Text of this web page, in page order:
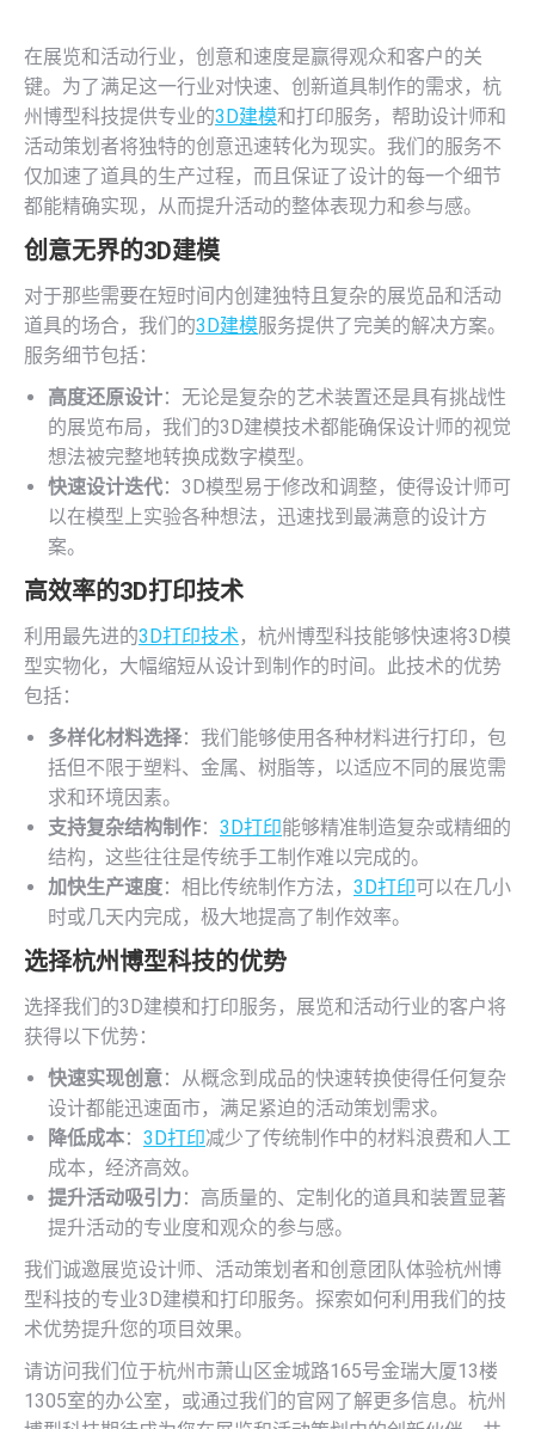
在展览和活动行业，创意和速度是赢得观众和客户的关
键。为了满足这一行业对快速、创新道具制作的需求，杭
州博型科技提供专业的3D建模和打印服务，帮助设计师和
活动策划者将独特的创意迅速转化为现实。我们的服务不
仅加速了道具的生产过程，而且保证了设计的每一个细节
都能精确实现，从而提升活动的整体表现力和参与感。
创意无界的3D建模
对于那些需要在短时间内创建独特且复杂的展览品和活动
道具的场合，我们的3D建模服务提供了完美的解决方案。
服务细节包括：
高度还原设计：无论是复杂的艺术装置还是具有挑战性
的展览布局，我们的3D建模技术都能确保设计师的视觉
想法被完整地转换成数字模型。
快速设计迭代：3D模型易于修改和调整，使得设计师可
以在模型上实验各种想法，迅速找到最满意的设计方
案。
高效率的3D打印技术
利用最先进的3D打印技术，杭州博型科技能够快速将3D模
型实物化，大幅缩短从设计到制作的时间。此技术的优势
包括：
多样化材料选择：我们能够使用各种材料进行打印，包
括但不限于塑料、金属、树脂等，以适应不同的展览需
求和环境因素。
支持复杂结构制作： 3D打印能够精准制造复杂或精细的
结构，这些往往是传统手工制作难以完成的。
加快生产速度：相比传统制作方法， 3D打印可以在几小
时或几天内完成，极大地提高了制作效率。
选择杭州博型科技的优势
选择我们的3D建模和打印服务，展览和活动行业的客户将
获得以下优势：
快速实现创意：从概念到成品的快速转换使得任何复杂
设计都能迅速面市，满足紧迫的活动策划需求。
降低成本： 3D打印减少了传统制作中的材料浪费和人工
成本，经济高效。
提升活动吸引力 ：高质量的、定制化的道具和装置显著
提升活动的专业度和观众的参与感。
我们诚邀展览设计师、活动策划者和创意团队体验杭州博
型科技的专业3D建模和打印服务。探索如何利用我们的技
术优势提升您的项目效果。
请访问我们位于杭州市萧山区金城路165号金瑞大厦13楼
1305室的办公室，或通过我们的官网了解更多信息。杭州